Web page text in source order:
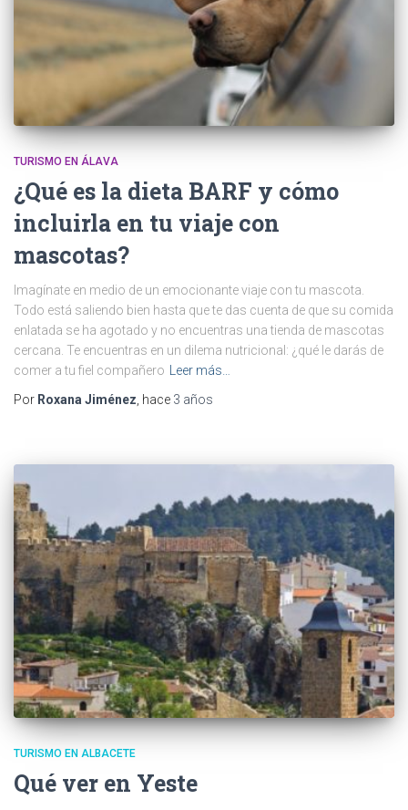
TURISMO EN ÁLAVA
¿Qué es la dieta BARF y cómo
incluirla en tu viaje con
mascotas?
Imagínate en medio de un emocionante viaje con tu mascota.
Todo está saliendo bien hasta que te das cuenta de que su comida
enlatada se ha agotado y no encuentras una tienda de mascotas
cercana. Te encuentras en un dilema nutricional: ¿qué le darás de
comer a tu fiel compañero
Leer más…
Por Roxana Jiménez , hace 3 años
TURISMO EN ALBACETE
Qué ver en Yeste